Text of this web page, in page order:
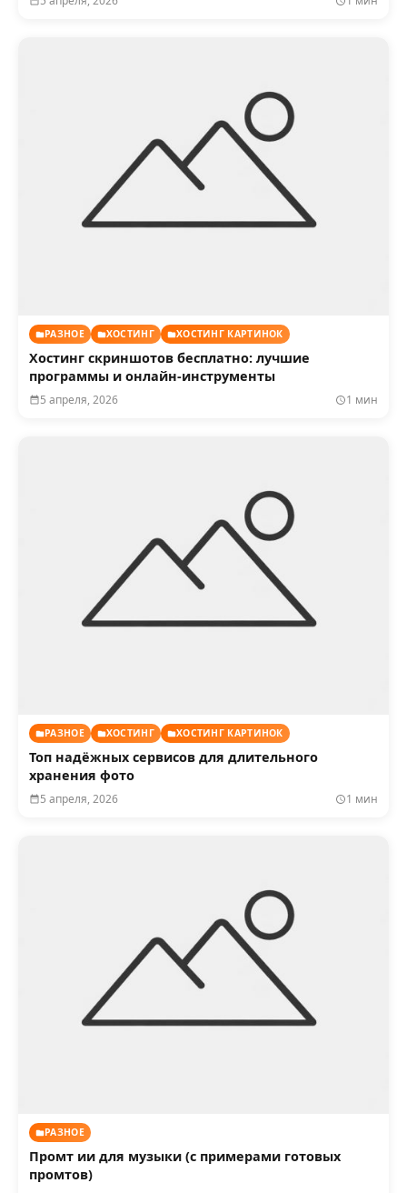
РАЗНОЕ ХОСТИНГ ХОСТИНГ КАРТИНОК
Хостинг скриншотов бесплатно: лучшие
программы и онлайн-инструменты
5 апреля, 2026 1 мин
РАЗНОЕ ХОСТИНГ ХОСТИНГ КАРТИНОК
Топ надёжных сервисов для длительного
хранения фото
5 апреля, 2026 1 мин
РАЗНОЕ
Промт ии для музыки (с примерами готовых
промтов)